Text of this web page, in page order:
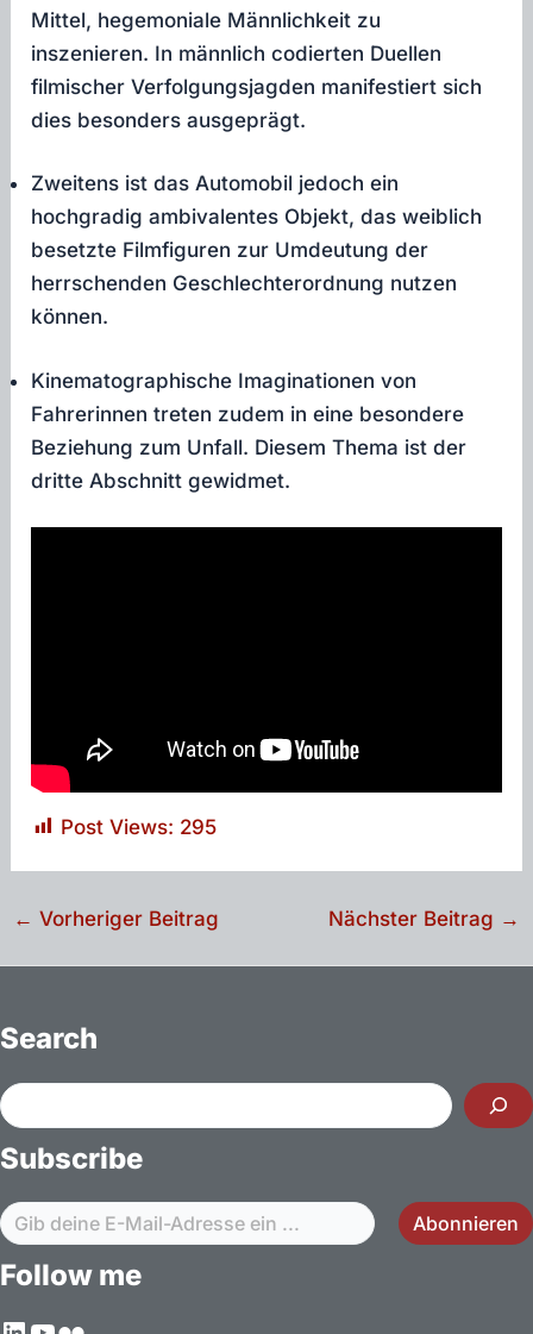
Mittel, hegemoniale Männlichkeit zu
inszenieren. In männlich codierten Duellen
filmischer Verfolgungsjagden manifestiert sich
dies besonders ausgeprägt.
Zweitens ist das Automobil jedoch ein
hochgradig ambivalentes Objekt, das weiblich
besetzte Filmfiguren zur Umdeutung der
herrschenden Geschlechterordnung nutzen
können.
Kinematographische Imaginationen von
Fahrerinnen treten zudem in eine besondere
Beziehung zum Unfall. Diesem Thema ist der
dritte Abschnitt gewidmet.
Post Views: 295
Beitragsnavigation
← Vorheriger Beitrag Nächster Beitrag →
Search
Suchen
Subscribe
Gib deine E-Mail-Adresse ein ...
Abonnieren
Follow me